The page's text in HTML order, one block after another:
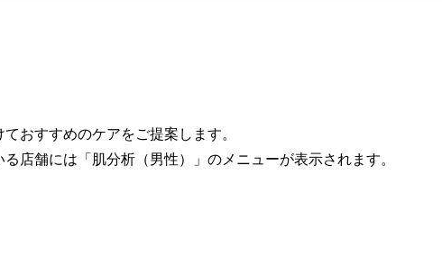
おすすめのケアをご提案します。
店舗には「肌分析（男性）」のメニューが表示されます。